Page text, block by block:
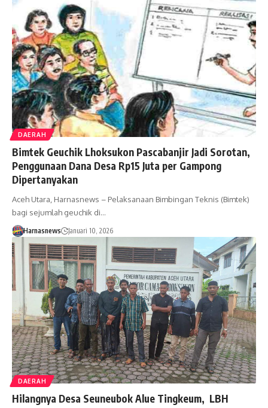
DAERAH
Bimtek Geuchik Lhoksukon Pascabanjir Jadi Sorotan,
Penggunaan Dana Desa Rp15 Juta per Gampong
Dipertanyakan
Aceh Utara, Harnasnews – Pelaksanaan Bimbingan Teknis (Bimtek)
bagi sejumlah geuchik di…
Harnasnews Januari 10, 2026
DAERAH
Hilangnya Desa Seuneubok Alue Tingkeum, LBH